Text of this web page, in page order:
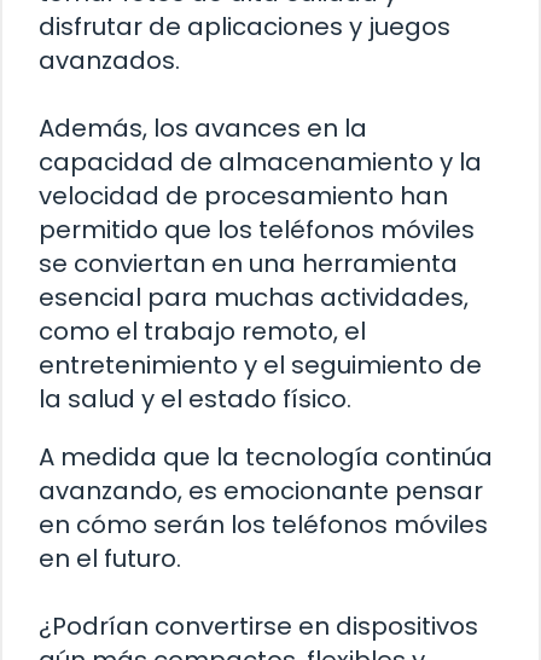
disfrutar de aplicaciones y juegos
avanzados.
Además, los avances en la
capacidad de almacenamiento y la
velocidad de procesamiento han
permitido que los teléfonos móviles
se conviertan en una herramienta
esencial para muchas actividades,
como el trabajo remoto, el
entretenimiento y el seguimiento de
la salud y el estado físico.
A medida que la tecnología continúa
avanzando, es emocionante pensar
en cómo serán los teléfonos móviles
en el futuro.
¿Podrían convertirse en dispositivos